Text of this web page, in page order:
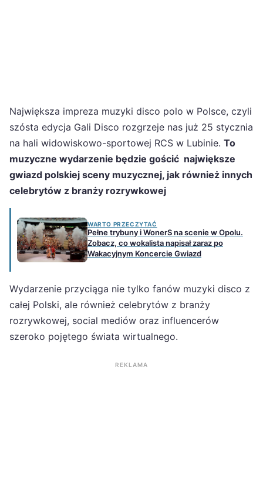
Największa impreza muzyki disco polo w Polsce, czyli
szósta edycja Gali Disco rozgrzeje nas już 25 stycznia
na hali widowiskowo-sportowej RCS w Lubinie. To
muzyczne wydarzenie będzie gościć największe
gwiazd polskiej sceny muzycznej, jak również innych
celebrytów z branży rozrywkowej
WARTO PRZECZYTAĆ
Pełne trybuny i WonerS na scenie w Opolu.
Zobacz, co wokalista napisał zaraz po
Wakacyjnym Koncercie Gwiazd
Wydarzenie przyciąga nie tylko fanów muzyki disco z
całej Polski, ale również celebrytów z branży
rozrywkowej, social mediów oraz influencerów
szeroko pojętego świata wirtualnego.
REKLAMA